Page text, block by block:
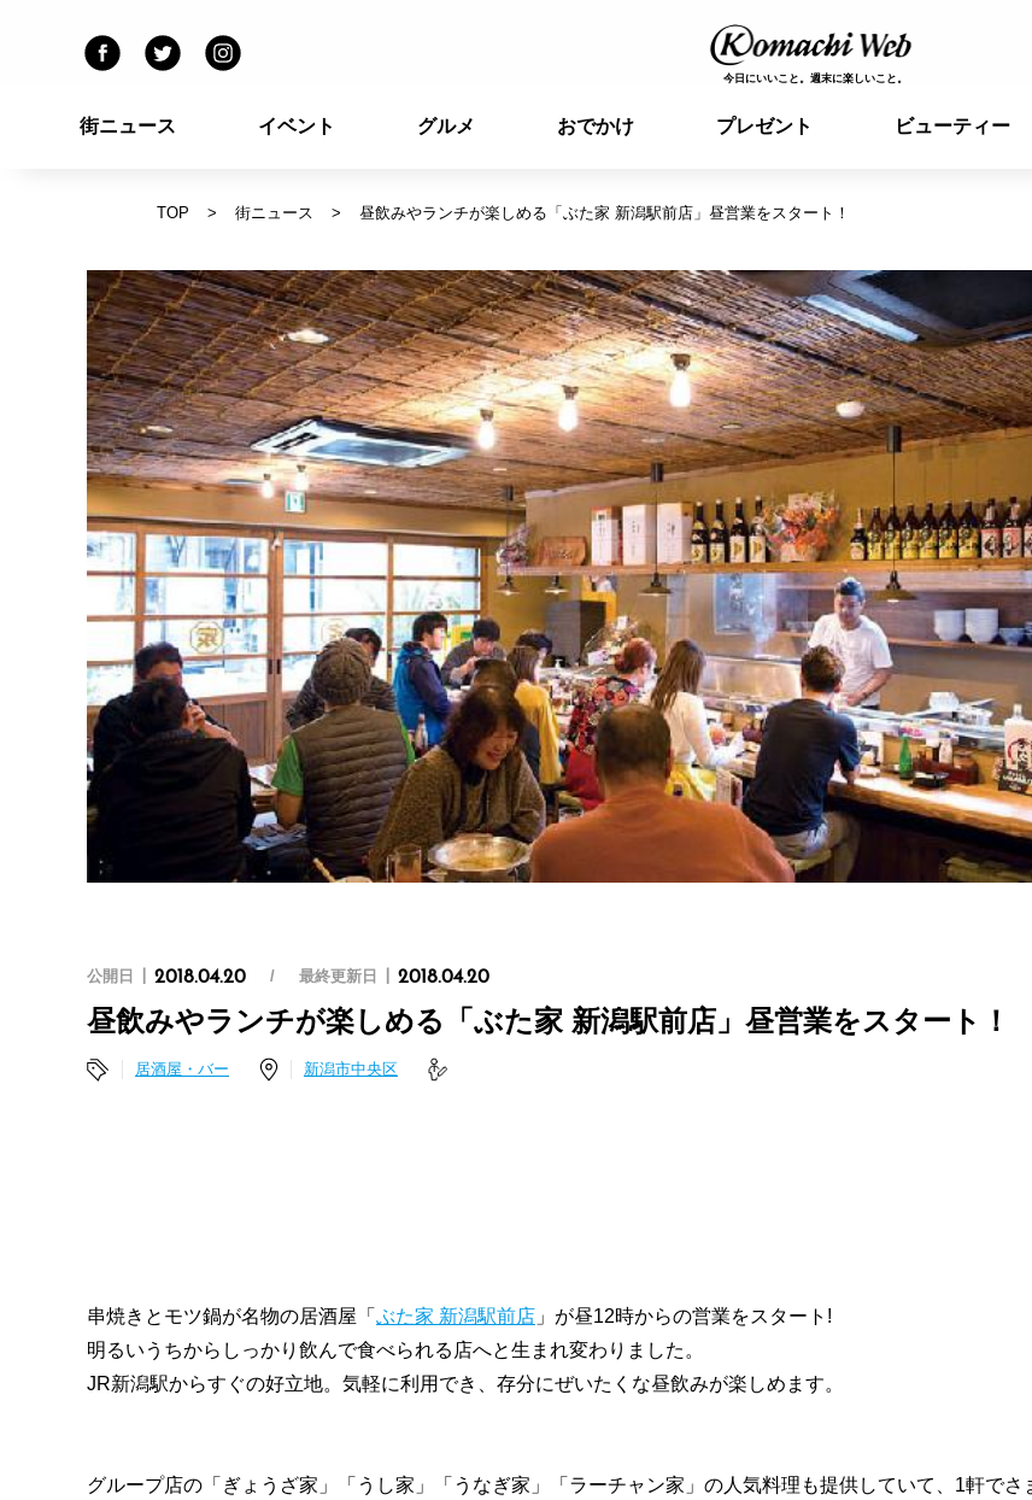
今日にいいこと。週末に楽しいこと。
街ニュース イベント グルメ おでかけ プレゼント ビューティー
TOP 街ニュース 昼飲みやランチが楽しめる「ぶた家 新潟駅前店」昼営業をスタート！
公開日 2018.04.20 最終更新日 2018.04.20
昼飲みやランチが楽しめる「ぶた家 新潟駅前店」昼営業をスタート！
居酒屋・バー 新潟市中央区
串焼きとモツ鍋が名物の居酒屋「 ぶた家 新潟駅前店 」が昼12時からの営業をスタート!
明るいうちからしっかり飲んで食べられる店へと生まれ変わりました。
JR新潟駅からすぐの好立地。気軽に利用でき、存分にぜいたくな昼飲みが楽しめます。
グループ店の「ぎょうざ家」「うし家」「うなぎ家」「ラーチャン家」の人気料理も提供していて、1軒でさ